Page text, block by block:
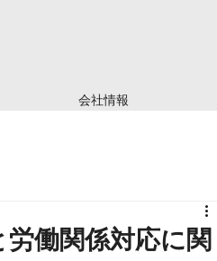
会社情報
働関係対応に関